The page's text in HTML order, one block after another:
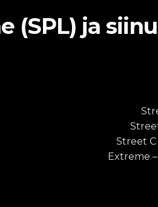
(SPL) ja
Street
Street C
Extreme